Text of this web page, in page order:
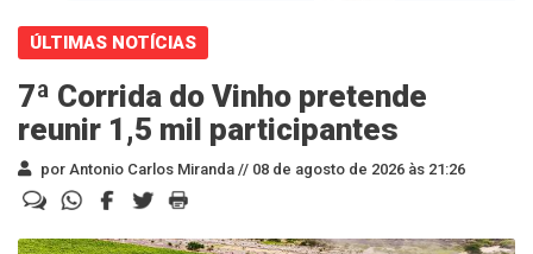
ÚLTIMAS NOTÍCIAS
7ª Corrida do Vinho pretende
reunir 1,5 mil participantes
por Antonio Carlos Miranda // 08 de agosto de 2026 às 21:26